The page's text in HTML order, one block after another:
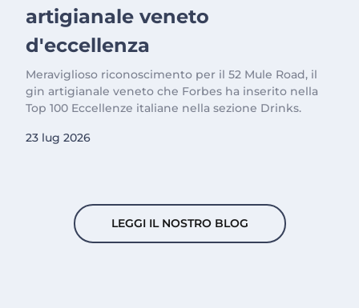
artigianale veneto
d'eccellenza
Meraviglioso riconoscimento per il 52 Mule Road, il
gin artigianale veneto che Forbes ha inserito nella
Top 100 Eccellenze italiane nella sezione Drinks.
23 lug 2026
LEGGI IL NOSTRO BLOG